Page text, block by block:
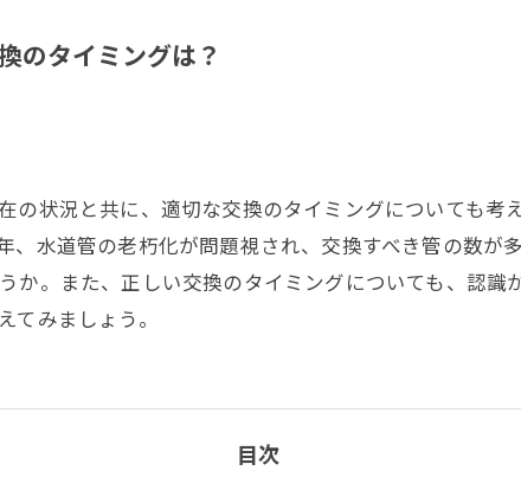
のタイミングは？
の状況と共に、適切な交換のタイミングについても考
、水道管の老朽化が問題視され、交換すべき管の数が
か。また、正しい交換のタイミングについても、認識
みましょう。
目次